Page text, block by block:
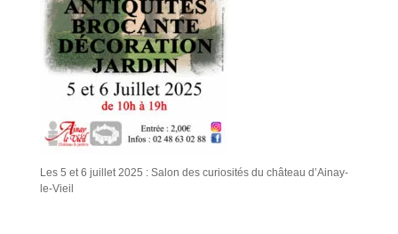
Les 5 et 6 juillet 2025 : Salon des curiosités du château d’Ainay-
le-Vieil